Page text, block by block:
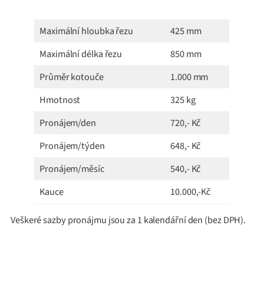
Maximální hloubka řezu
425 mm
Maximální délka řezu
850 mm
Průměr kotouče
1.000 mm
Hmotnost
325 kg
Pronájem/den
720,- Kč
Pronájem/týden
648,- Kč
Pronájem/měsíc
540,- Kč
Kauce
10.000,-Kč
Veškeré sazby pronájmu jsou za 1 kalendářní den (bez DPH).